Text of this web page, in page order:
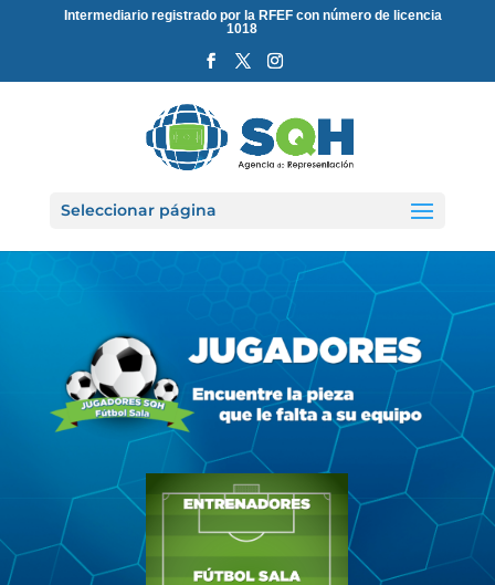
Intermediario registrado por la RFEF con número de licencia
1018
Seleccionar página
Jugador
Jugador